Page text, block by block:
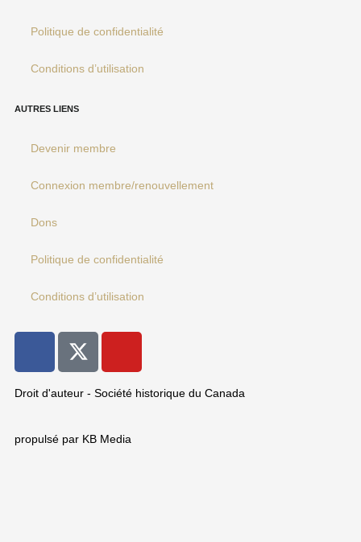
Politique de confidentialité
Conditions d’utilisation
AUTRES LIENS
Devenir membre
Connexion membre/renouvellement
Dons
Politique de confidentialité
Conditions d’utilisation
e
o
t
b
Droit d'auteur - Société historique du Canada
propulsé par KB Media